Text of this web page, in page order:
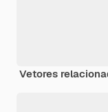
Vetores